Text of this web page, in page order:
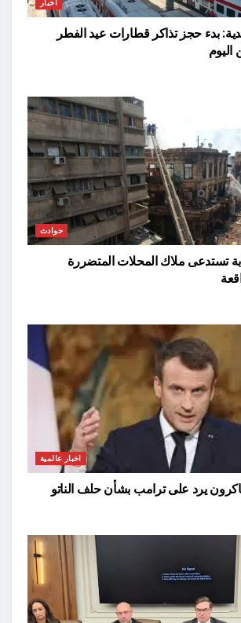
أخبار
بدء حجز تذاكر قطارات عيد الفطر
اليوم
حوادث
تستدعى ملاك المحلات المتضررة
اخبار عالمية
يرد على ترامب بشأن حلف الناتو